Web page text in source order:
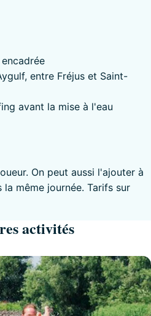
entre Fréjus et Saint-
avant la mise à l'eau
On peut aussi l'ajouter à
la même journée. Tarifs sur
activités